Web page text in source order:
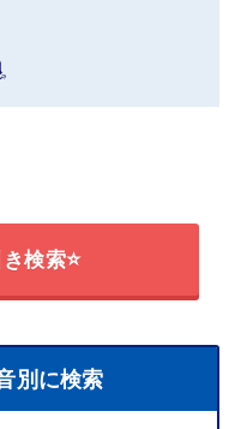
検索⭐
別に検索